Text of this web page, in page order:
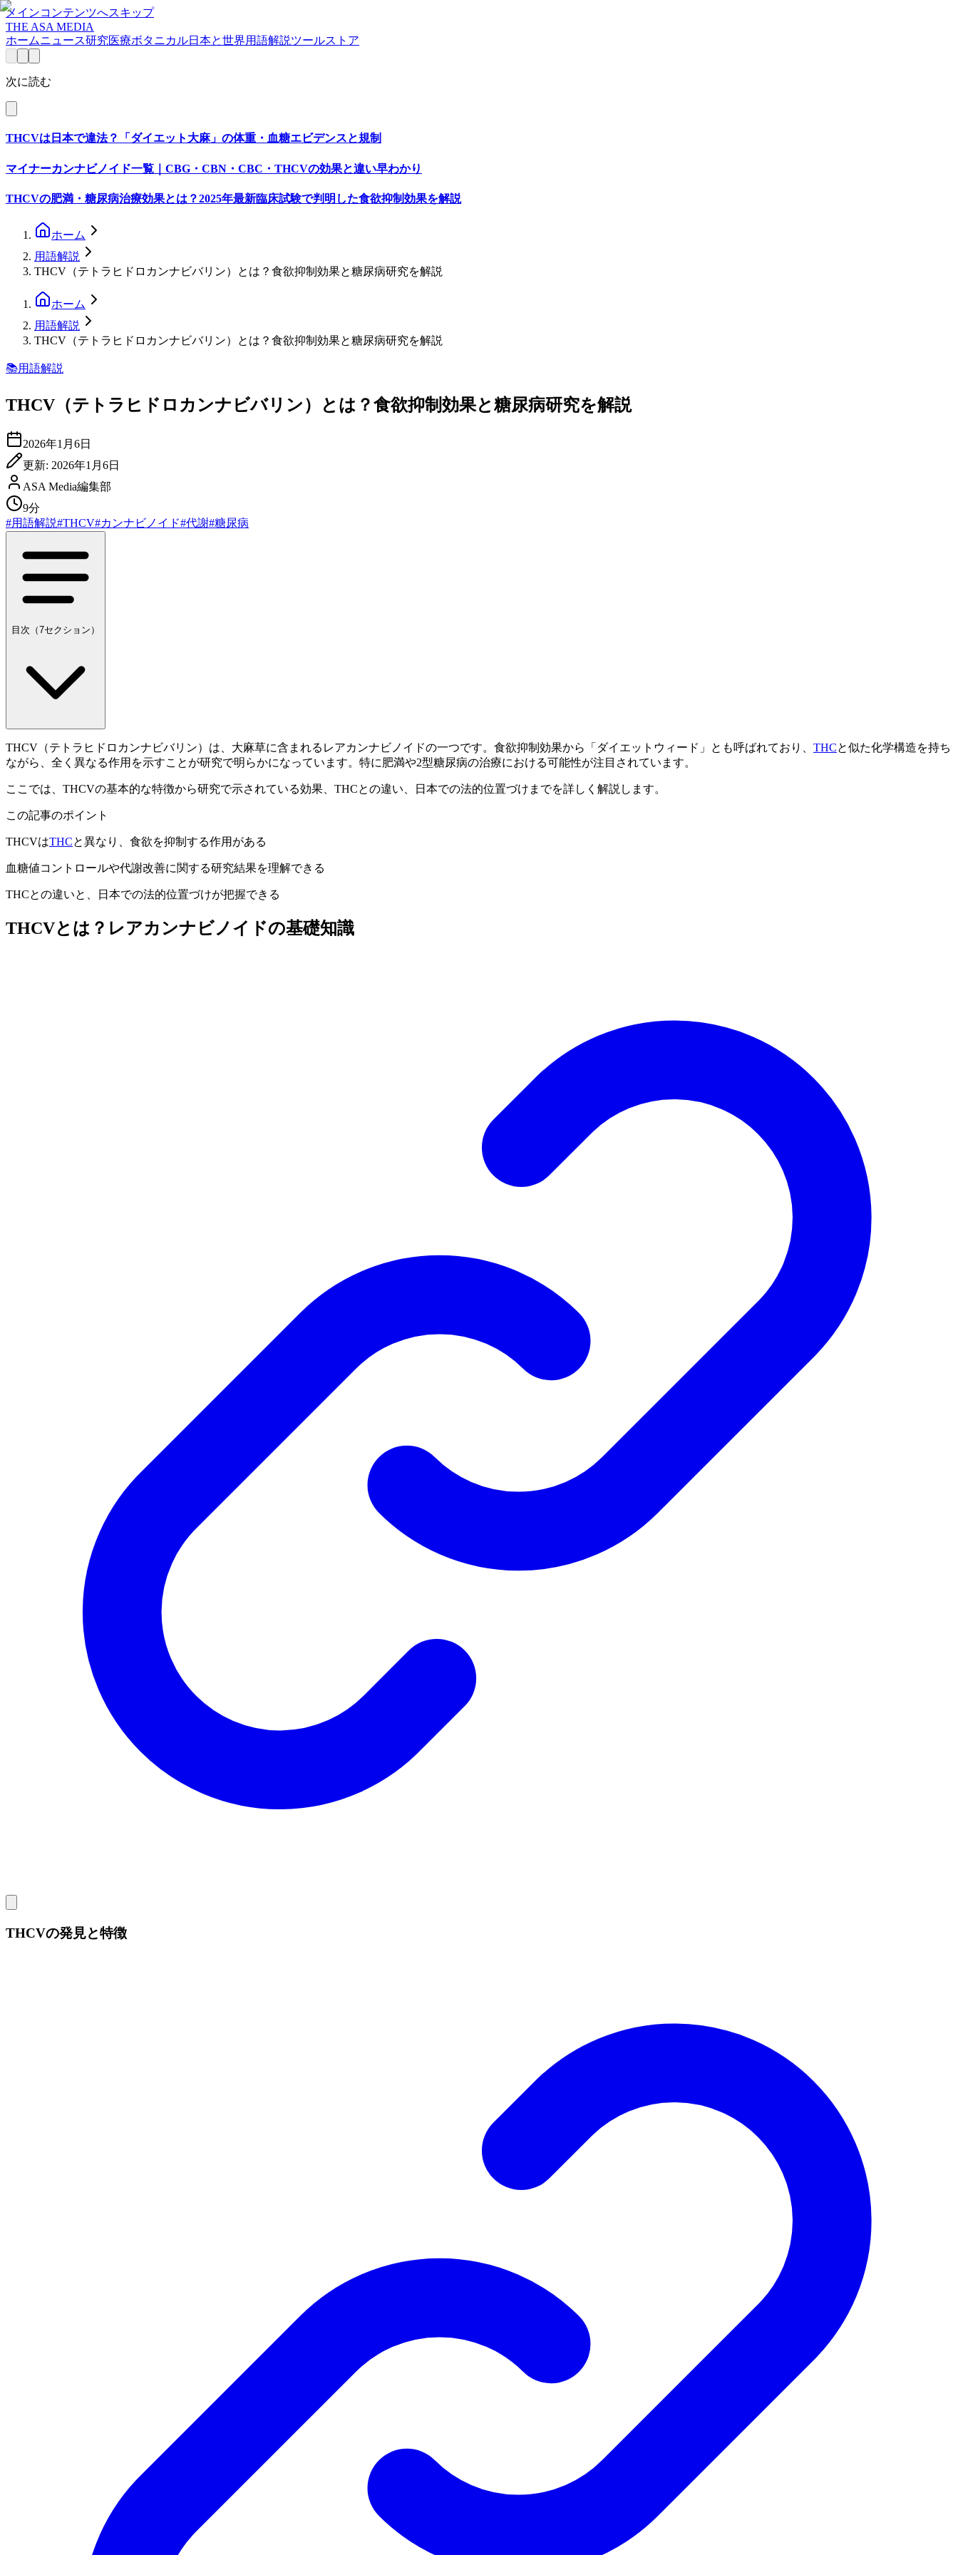
メインコンテンツへスキップ
THE ASA MEDIA
ホームニュース研究医療ボタニカル日本と世界用語解説ツールストア
次に読む
THCVは日本で違法？「ダイエット大麻」の体重・血糖エビデンスと規制
マイナーカンナビノイド一覧｜CBG・CBN・CBC・THCVの効果と違い早わかり
THCVの肥満・糖尿病治療効果とは？2025年最新臨床試験で判明した食欲抑制効果を解説
ホーム
用語解説
THCV（テトラヒドロカンナビバリン）とは？食欲抑制効果と糖尿病研究を解説
ホーム
用語解説
THCV（テトラヒドロカンナビバリン）とは？食欲抑制効果と糖尿病研究を解説
📚用語解説
THCV（テトラヒドロカンナビバリン）とは？食欲抑制効果と糖尿病研究を解説
2026年1月6日
更新: 2026年1月6日
ASA Media編集部
9分
#用語解説#THCV#カンナビノイド#代謝#糖尿病
目次（7セクション）
THCV（テトラヒドロカンナビバリン）は、大麻草に含まれるレアカンナビノイドの一つです。食欲抑制効果から「ダイエットウィード」とも呼ばれており、 THCと似た化学構造を持ち
ながら、全く異なる作用を示すことが研究で明らかになっています。特に肥満や2型糖尿病の治療における可能性が注目されています。
ここでは、THCVの基本的な特徴から研究で示されている効果、THCとの違い、日本での法的位置づけまでを詳しく解説します。
この記事のポイント
THCVはTHCと異なり、食欲を抑制する作用がある
血糖値コントロールや代謝改善に関する研究結果を理解できる
THCとの違いと、日本での法的位置づけが把握できる
THCVとは？レアカンナビノイドの基礎知識
THCVの発見と特徴